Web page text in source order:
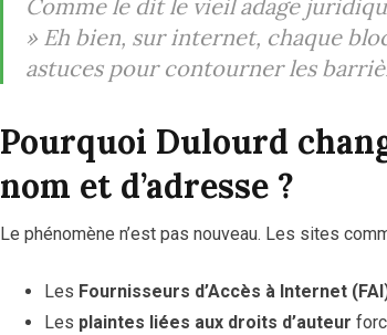
Comme le dit le vieil adage
» Eh bien, sur internet, chaque
astuces pour contourner les
Pourquoi Dulourd
nom et d’adresse ?
Le phénomène n’est pas nouveau. Les sites
Les Fournisseurs d’Accès à Internet
Les plaintes liées aux droits d’auteur